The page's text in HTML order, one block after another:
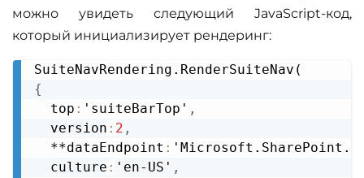
можно увидеть следующий JavaScript-код,
который инициализирует рендеринг:
{
  top
: 'suiteBarTop' ,
  version
: 2 ,
  **dataEndpoint
:
  culture
: 'en-US' ,